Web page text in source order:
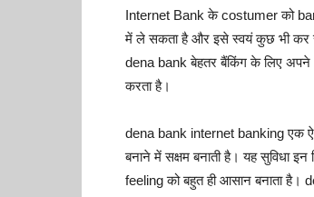
Internet Bank के costumer को
में ले सकता है और इसे स्वयं कुछ भी कर
dena bank बेहतर बैंकिंग के लिए
करता है।
dena bank internet banking एक
बनाने में सक्षम बनाती है। यह सुविधा
feeling को बहुत ही आसान बनाता है।